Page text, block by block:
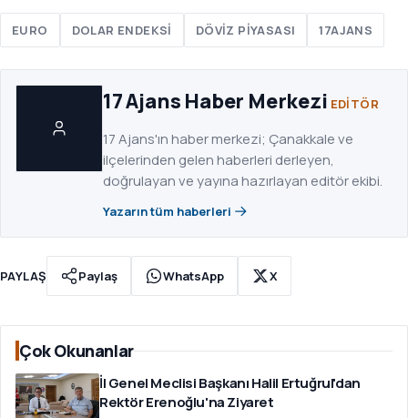
EURO DOLAR ENDEKSI DÖVIZ PIYASASI 17AJANS
17 Ajans Haber Merkezi EDITÖR
17 Ajans'ın haber merkezi; Çanakkale ve
ilçelerinden gelen haberleri derleyen,
doğrulayan ve yayına hazırlayan editör ekibi.
Yazarın tüm haberleri
PAYLAŞ Paylaş WhatsApp X
Çok Okunanlar
İl Genel Meclisi Başkanı Halil Ertuğrul'dan
Rektör Erenoğlu'na Ziyaret